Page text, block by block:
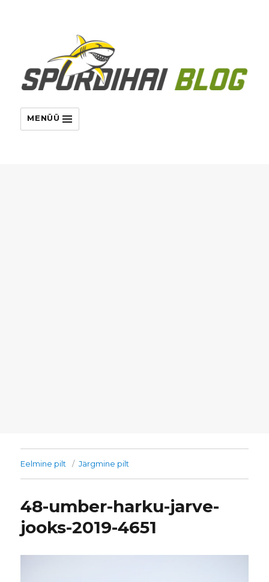
MENÜÜ
Eelmine pilt Järgmine pilt
48-umber-harku-jarve-
jooks-2019-4651